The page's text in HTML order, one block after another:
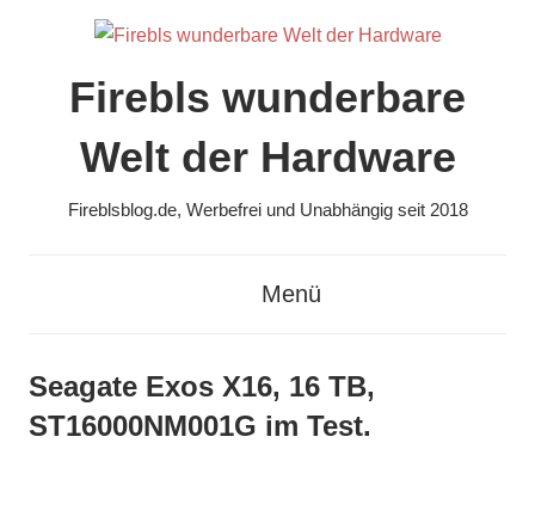
springenFirebls wunderbare
Welt der Hardware
Fireblsblog.de, Werbefrei und Unabhängig seit 2018
Menü
Seagate Exos X16, 16 TB,
ST16000NM001G im Test.